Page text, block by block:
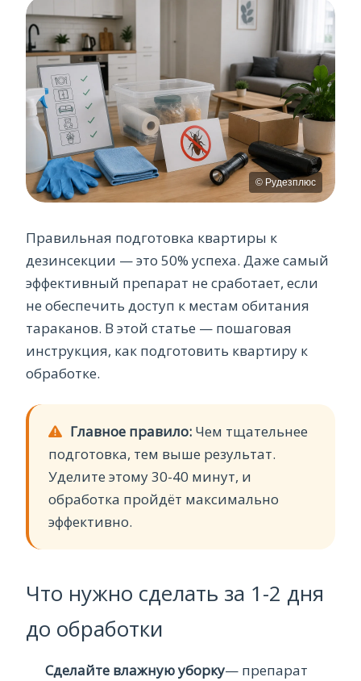
Правильная подготовка квартиры к
дезинсекции — это 50% успеха. Даже самый
эффективный препарат не сработает, если
не обеспечить доступ к местам обитания
тараканов. В этой статье — пошаговая
инструкция, как подготовить квартиру к
обработке.
Главное правило: Чем тщательнее
подготовка, тем выше результат.
Уделите этому 30-40 минут, и
обработка пройдёт максимально
эффективно.
Что нужно сделать за 1-2 дня
до обработки
Сделайте влажную уборку— препарат